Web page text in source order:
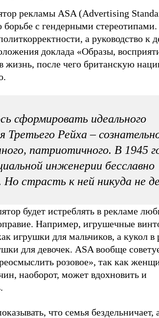
рекламы ASA (Advertising
борьбе с гендерными
а руководство к
доклада «Образы,
жизнь, после чего британскую
сформировать идеального
Третьего Рейха –
патриотичного. В 1945
инженерии бесславно
Но страсть к ней никуда не
будет истреблять в рекламе
Например, игрушечные
игрушки для мальчиков, а кукол в
для девочек. ASA вообще
розовое», так как
наоборот, может вдохновить и
что семья бездельничает,